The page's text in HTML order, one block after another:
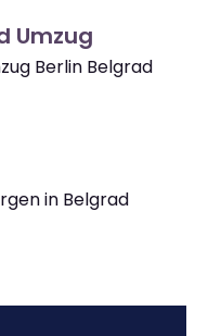
Umzug
Berlin Belgrad
in Belgrad